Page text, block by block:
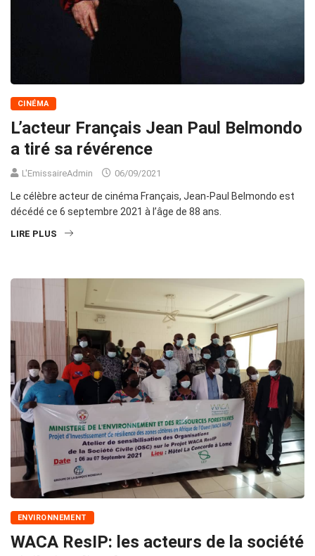
CINÉMA
L’acteur Français Jean Paul Belmondo
a tiré sa révérence
L'EmissaireAdmin 06/09/2021
Le célèbre acteur de cinéma Français, Jean-Paul Belmondo est
décédé ce 6 septembre 2021 à l’âge de 88 ans.
LIRE PLUS
ENVIRONNEMENT
WACA ResIP: les acteurs de la société